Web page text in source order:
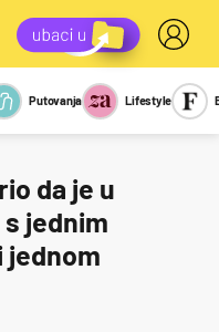
Report
Putovanja Lifestyle
da je u
jednim
jednom